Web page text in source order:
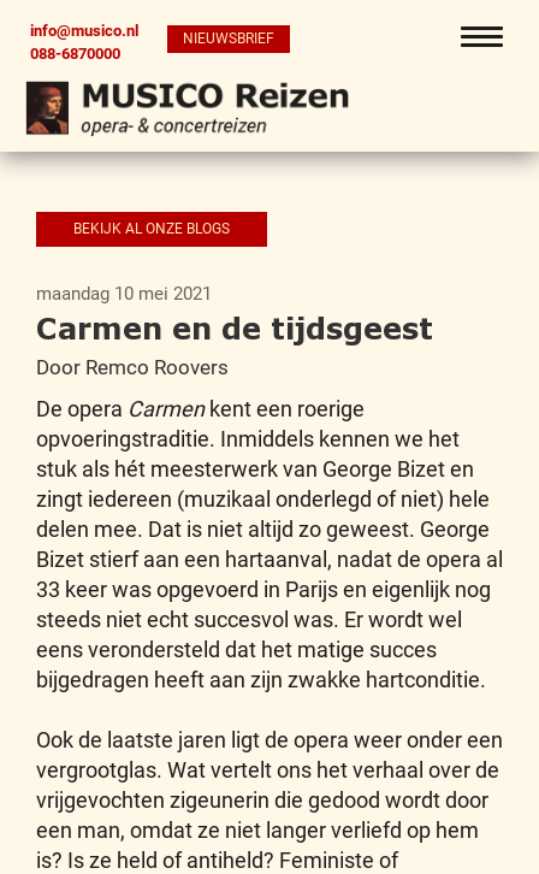
info@musico.nl
088-6870000
NIEUWSBRIEF
BEKIJK AL ONZE BLOGS
maandag 10 mei 2021
Carmen en de tijdsgeest
Door Remco Roovers
De opera Carmenkent een roerige
opvoeringstraditie. Inmiddels kennen we het
stuk als hét meesterwerk van George Bizet en
zingt iedereen (muzikaal onderlegd of niet) hele
delen mee. Dat is niet altijd zo geweest. George
Bizet stierf aan een hartaanval, nadat de opera al
33 keer was opgevoerd in Parijs en eigenlijk nog
steeds niet echt succesvol was. Er wordt wel
eens verondersteld dat het matige succes
bijgedragen heeft aan zijn zwakke hartconditie.
Ook de laatste jaren ligt de opera weer onder een
vergrootglas. Wat vertelt ons het verhaal over de
vrijgevochten zigeunerin die gedood wordt door
een man, omdat ze niet langer verliefd op hem
is? Is ze held of antiheld? Feministe of